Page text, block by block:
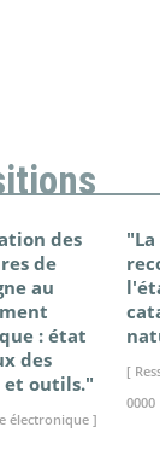
des
de
au
: état
des
et outils."
électronique ]
"La
[
0000